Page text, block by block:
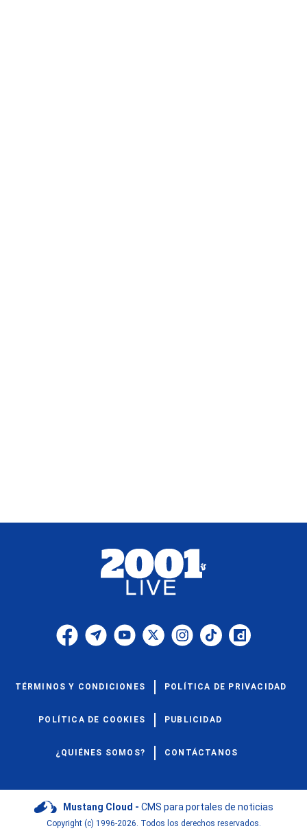
TÉRMINOS Y CONDICIONES POLÍTICA DE PRIVACIDAD
POLÍTICA DE COOKIES PUBLICIDAD
¿QUIÉNES SOMOS? CONTÁCTANOS
Mustang Cloud - CMS para portales de noticias
Copyright (c) 1996-2026. Todos los derechos reservados.